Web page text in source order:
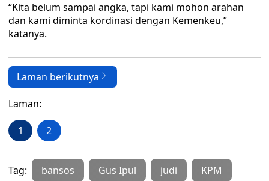
“Kita belum sampai angka, tapi kami mohon arahan
dan kami diminta kordinasi dengan Kemenkeu,”
katanya.
Laman berikutnya
Laman:
1 2
Tag: bansos Gus Ipul judi KPM